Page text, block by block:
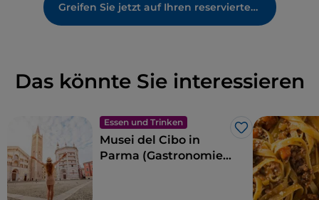
Greifen Sie jetzt auf Ihren reservierten Bereich zu
Das könnte Sie interessieren
Essen und Trinken
Like
Musei del Cibo in
Parma (Gastronomie-